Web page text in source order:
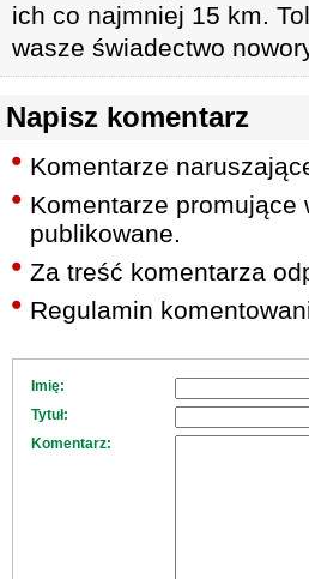
ich co najmniej 15 km.
wasze świadectwo
Napisz komentarz
Komentarze
Komentarze promujące
publikowane.
Za treść komentarza
Regulamin
Imię:
Tytuł:
Komentarz: